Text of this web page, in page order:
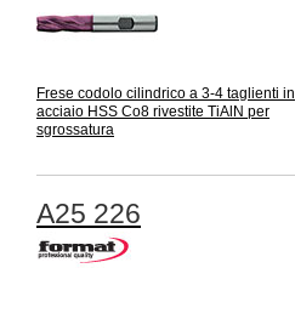
Frese codolo cilindrico a 3-4 taglienti in
acciaio HSS Co8 rivestite TiAlN per
sgrossatura
A25 226